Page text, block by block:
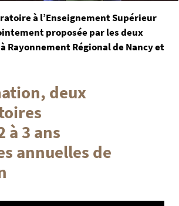
à l’Enseignement Supérieur
proposée par les deux
Rayonnement Régional de Nancy et
deux
à 3 ans
annuelles de